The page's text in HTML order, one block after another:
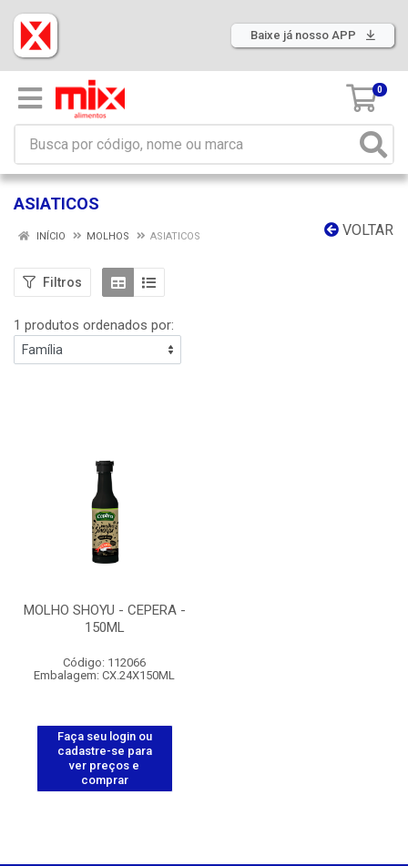
Baixe já nosso APP
0
ASIATICOS
VOLTAR
INÍCIO MOLHOS ASIATICOS
Filtros
1 produtos ordenados por:
MOLHO SHOYU - CEPERA -
150ML
Código: 112066
Embalagem: CX.24X150ML
Faça seu login ou
cadastre-se para
ver preços e
comprar